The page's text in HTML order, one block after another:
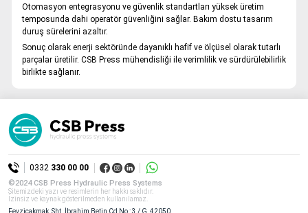
Otomasyon entegrasyonu ve güvenlik standartları yüksek üretim
temposunda dahi operatör güvenliğini sağlar. Bakım dostu tasarım
duruş sürelerini azaltır.
Sonuç olarak enerji sektöründe dayanıklı hafif ve ölçüsel olarak tutarlı
parçalar üretilir. CSB Press mühendisliği ile verimlilik ve sürdürülebilirlik
birlikte sağlanır.
©2024 CSB Press Hydraulic Press Systems
Sitemizdeki yazı ve resimlerin her hakkı saklıdır.
İzinsiz ve kaynak gösterilmeden kullanılamaz.
Fevziçakmak, Şht. İbrahim Betin Cd No : 3 / G, 42050
0332 330 00 00